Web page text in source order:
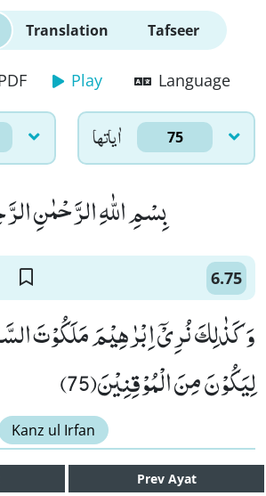
Translation Tafseer
Play Language
اٰياتها 75
بِسْمِ اللّٰهِ الرَّحْمٰنِ
6.75
وَ كَذٰلِكَ نُرِیْۤ اِبْرٰهِیْمَ مَلَكُوْتَ
لِیَكُوْنَ مِنَ الْمُوْقِنِیْنَ(75)
Kanz ul Irfan
Prev Ayat